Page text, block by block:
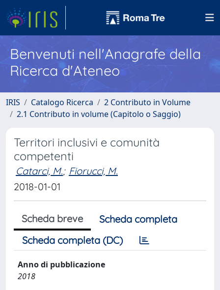
Benvenuti nell'Anagrafe della
Ricerca d'Ateneo
IRIS Catalogo Ricerca
2 Contributo in Volume
2.1 Contributo in volume (Capitolo o Saggio)
Territori inclusivi e comunità
competenti
Catarci, M.; Fiorucci, M.
2018-01-01
Scheda breve
Scheda completa
Scheda completa (DC)
Anno di pubblicazione
2018